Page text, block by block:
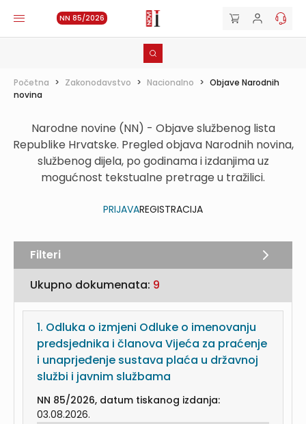
NN 85/2026
Početna > Zakonodavstvo > Nacionalno > Objave Narodnih
novina
Narodne novine (NN) - Objave službenog lista
Republike Hrvatske. Pregled objava Narodnih novina,
službenog dijela, po godinama i izdanjima uz
mogućnost tekstualne pretrage u tražilici.
PRIJAVAREGISTRACIJA
Ukupno dokumenata: 9
1. Odluka o izmjeni Odluke o imenovanju
predsjednika i članova Vijeća za praćenje
i unaprjeđenje sustava plaća u državnoj
službi i javnim službama
NN 85/2026, datum tiskanog izdanja:
03.08.2026.
Filteri